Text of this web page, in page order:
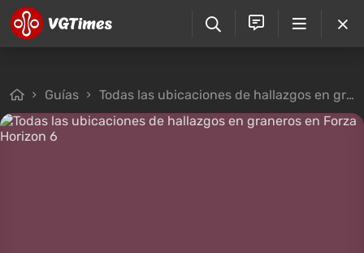
Guías Todas las ubicaciones de hallazgos en graneros en Forza Horizon 6